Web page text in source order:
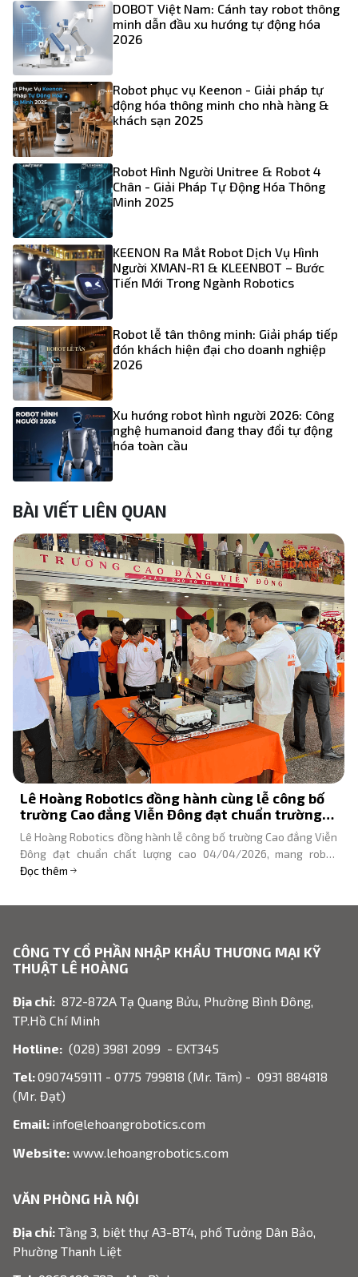
DOBOT Việt Nam: Cánh tay robot thông
minh dẫn đầu xu hướng tự động hóa
2026
Robot phục vụ Keenon - Giải pháp tự
động hóa thông minh cho nhà hàng &
khách sạn 2025
Robot Hình Người Unitree & Robot 4
Chân - Giải Pháp Tự Động Hóa Thông
Minh 2025
KEENON Ra Mắt Robot Dịch Vụ Hình
Người XMAN-R1 & KLEENBOT – Bước
Tiến Mới Trong Ngành Robotics
Robot lễ tân thông minh: Giải pháp tiếp
đón khách hiện đại cho doanh nghiệp
2026
Xu hướng robot hình người 2026: Công
nghệ humanoid đang thay đổi tự động
hóa toàn cầu
BÀI VIẾT LIÊN QUAN
Lê Hoàng Robotics đồng hành cùng lễ công bố
trường Cao đẳng Viễn Đông đạt chuẩn trường
chất lượng cao
Lê Hoàng Robotics đồng hành lễ công bố trường Cao đẳng Viễn
Đông đạt chuẩn chất lượng cao 04/04/2026, mang robot
Unitree, Dobot, KEENON trình diễn.
Đọc thêm
CÔNG TY CỔ PHẦN NHẬP KHẨU THƯƠNG MẠI KỸ
THUẬT LÊ HOÀNG
Địa chỉ: 872-872A Tạ Quang Bửu, Phường Bình Đông,
TP.Hồ Chí Minh
Hotline: (028) 3981 2099 - EXT345
Tel:0907459111 - 0775 799818 (Mr. Tâm) - 0931 884818
(Mr. Đạt)
Email: info@lehoangrobotics.com
Website: www.lehoangrobotics.com
VĂN PHÒNG HÀ NỘI
Địa chỉ: Tầng 3, biệt thự A3-BT4, phố Tưởng Dân Bảo,
Phường Thanh Liệt